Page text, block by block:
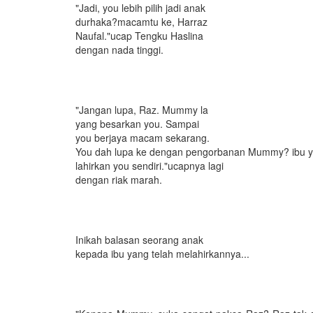
"Jadi, you lebih pilih jadi anak
durhaka?macamtu ke, Harraz
Naufal."ucap Tengku Haslina
dengan nada tinggi.
"Jangan lupa, Raz. Mummy la
yang besarkan you. Sampai
you berjaya macam sekarang.
You dah lupa ke dengan pengorbanan Mummy? ibu
lahirkan you sendiri."ucapnya lagi
dengan riak marah.
Inikah balasan seorang anak
kepada ibu yang telah melahirkannya...